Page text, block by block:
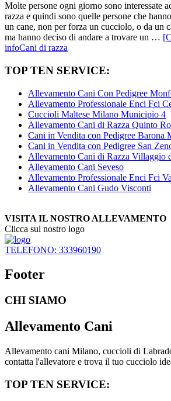
Molte persone ogni giorno sono interessate
razza e quindi sono quelle persone che
un cane, non per forza un cucciolo, o da un
ma hanno deciso di andare a trovare un …
infoCani di razza
TOP TEN SERVICE:
Allevamento Cani Con Pedigree
Allevamento Professionale Enci Fci
Cuccioli Maltese Milano Municipio 4
Allevamento Cani di Razza Quinto
Cani in Vendita con Pedigree Barona
Cani in Vendita con Pedigree San
Allevamento Cani di Razza Villaggio
Allevamento Cani Seveso
Allevamento Professionale Enci Fci
Allevamento Cani Gudo Visconti
VISITA IL NOSTRO ALLEVAMENTO
Clicca sul nostro logo
TELEFONO: 333960190
Footer
CHI SIAMO
Allevamento Cani
Allevamento cani Milano, cuccioli di
contatta l'allevatore e trova il tuo cucciolo
TOP TEN SERVICE: